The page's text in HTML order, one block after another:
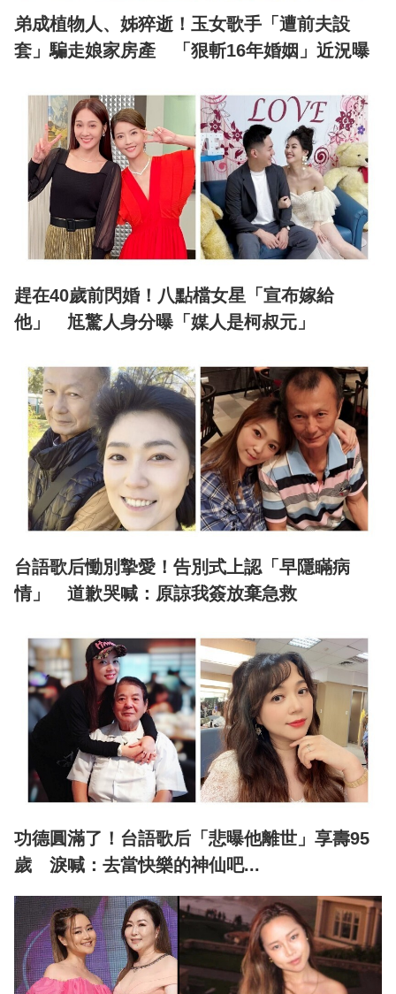
弟成植物人、姊猝逝！玉女歌手「遭前夫設
套」騙走娘家房產 「狠斬16年婚姻」近況曝
趕在40歲前閃婚！八點檔女星「宣布嫁給
他」 尪驚人身分曝「媒人是柯叔元」
台語歌后慟別摯愛！告別式上認「早隱瞞病
情」 道歉哭喊：原諒我簽放棄急救
功德圓滿了！台語歌后「悲曝他離世」享壽95
歲 淚喊：去當快樂的神仙吧...